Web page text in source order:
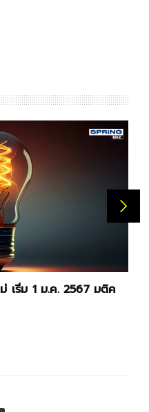
ม 1 ม.ค. 2567 มติค